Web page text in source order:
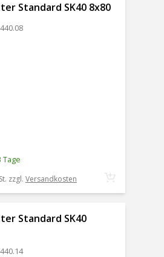
Standard SK40 8x80
Tage
zzgl. Versandkosten
Standard SK40